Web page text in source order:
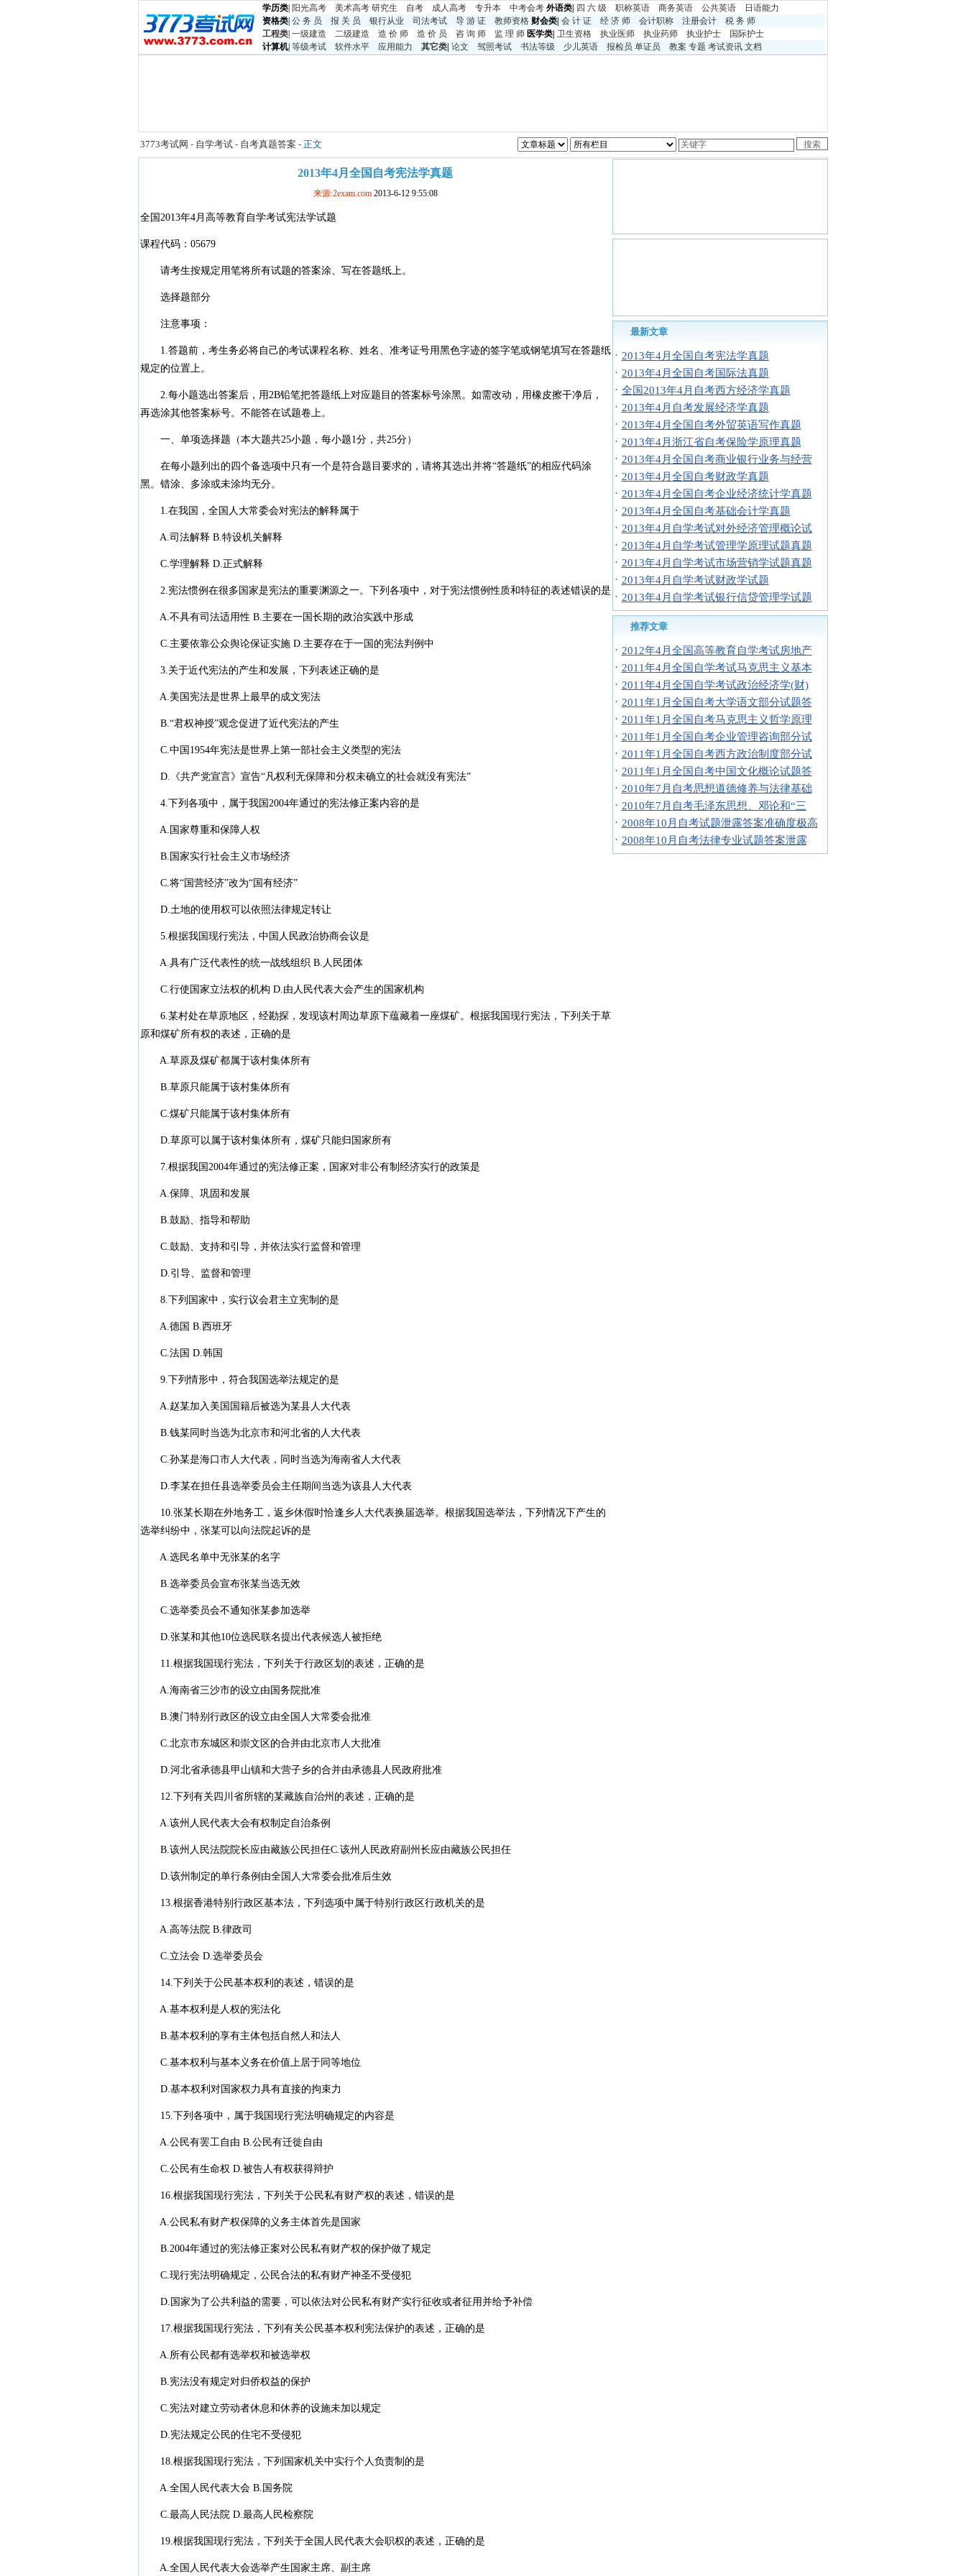
学历类 阳光高考 美术高考 研究生 自考 成人高考 专升本 中考会考 外语类| 四 六 级 职称英语 商务英语 公共英语
日语能力
资格类 公 务 员 报 关 员 银行从业 司法考试 导 游 证 教师资格 财会类| 会 计 证 经 济 师 会计职称 注册会计
税 务 师
工程类 一级建造 二级建造 造 价 师 造 价 员 咨 询 师 监 理 师 医学类| 卫生资格 执业医师 执业药师 执业护士
国际护士
计算机| 等级考试 软件水平 应用能力 其它类 论文 驾照考试 书法等级 少儿英语 报检员 单证员 教案 专题 考试资讯 文档
3773考试网 - 自学考试 - 自考真题答案 - 正文
2013年4月全国自考宪法学真题
来源:2exam.com 2013-6-12 9:55:08
全国2013年4月高等教育自学考试宪法学试题
课程代码：05679
请考生按规定用笔将所有试题的答案涂、写在答题纸上。
选择题部分
注意事项：
1.答题前，考生务必将自己的考试课程名称、姓名、准考证号用黑色字迹的签字笔或钢笔填写在答题纸
规定的位置上。
2.每小题选出答案后，用2B铅笔把答题纸上对应题目的答案标号涂黑。如需改动，用橡皮擦干净后，
再选涂其他答案标号。不能答在试题卷上。
一、单项选择题（本大题共25小题，每小题1分，共25分）
在每小题列出的四个备选项中只有一个是符合题目要求的，请将其选出并将“答题纸”的相应代码涂
黑。错涂、多涂或未涂均无分。
1.在我国，全国人大常委会对宪法的解释属于
A.司法解释 B.特设机关解释
C.学理解释 D.正式解释
2.宪法惯例在很多国家是宪法的重要渊源之一。下列各项中，对于宪法惯例性质和特征的表述错误的是
A.不具有司法适用性 B.主要在一国长期的政治实践中形成
C.主要依靠公众舆论保证实施 D.主要存在于一国的宪法判例中
3.关于近代宪法的产生和发展，下列表述正确的是
A.美国宪法是世界上最早的成文宪法
B.“君权神授”观念促进了近代宪法的产生
C.中国1954年宪法是世界上第一部社会主义类型的宪法
D.《共产党宣言》宣告“凡权利无保障和分权未确立的社会就没有宪法”
4.下列各项中，属于我国2004年通过的宪法修正案内容的是
A.国家尊重和保障人权
B.国家实行社会主义市场经济
C.将“国营经济”改为“国有经济”
D.土地的使用权可以依照法律规定转让
5.根据我国现行宪法，中国人民政治协商会议是
A.具有广泛代表性的统一战线组织 B.人民团体
C.行使国家立法权的机构 D.由人民代表大会产生的国家机构
6.某村处在草原地区，经勘探，发现该村周边草原下蕴藏着一座煤矿。根据我国现行宪法，下列关于草
原和煤矿所有权的表述，正确的是
A.草原及煤矿都属于该村集体所有
B.草原只能属于该村集体所有
C.煤矿只能属于该村集体所有
D.草原可以属于该村集体所有，煤矿只能归国家所有
7.根据我国2004年通过的宪法修正案，国家对非公有制经济实行的政策是
A.保障、巩固和发展
B.鼓励、指导和帮助
C.鼓励、支持和引导，并依法实行监督和管理
D.引导、监督和管理
8.下列国家中，实行议会君主立宪制的是
A.德国 B.西班牙
C.法国 D.韩国
9.下列情形中，符合我国选举法规定的是
A.赵某加入美国国籍后被选为某县人大代表
B.钱某同时当选为北京市和河北省的人大代表
C.孙某是海口市人大代表，同时当选为海南省人大代表
D.李某在担任县选举委员会主任期间当选为该县人大代表
10.张某长期在外地务工，返乡休假时恰逢乡人大代表换届选举。根据我国选举法，下列情况下产生的
选举纠纷中，张某可以向法院起诉的是
A.选民名单中无张某的名字
B.选举委员会宣布张某当选无效
C.选举委员会不通知张某参加选举
D.张某和其他10位选民联名提出代表候选人被拒绝
11.根据我国现行宪法，下列关于行政区划的表述，正确的是
A.海南省三沙市的设立由国务院批准
B.澳门特别行政区的设立由全国人大常委会批准
C.北京市东城区和崇文区的合并由北京市人大批准
D.河北省承德县甲山镇和大营子乡的合并由承德县人民政府批准
12.下列有关四川省所辖的某藏族自治州的表述，正确的是
A.该州人民代表大会有权制定自治条例
B.该州人民法院院长应由藏族公民担任C.该州人民政府副州长应由藏族公民担任
D.该州制定的单行条例由全国人大常委会批准后生效
13.根据香港特别行政区基本法，下列选项中属于特别行政区行政机关的是
A.高等法院 B.律政司
C.立法会 D.选举委员会
14.下列关于公民基本权利的表述，错误的是
A.基本权利是人权的宪法化
B.基本权利的享有主体包括自然人和法人
C.基本权利与基本义务在价值上居于同等地位
D.基本权利对国家权力具有直接的拘束力
15.下列各项中，属于我国现行宪法明确规定的内容是
A.公民有罢工自由 B.公民有迁徙自由
C.公民有生命权 D.被告人有权获得辩护
16.根据我国现行宪法，下列关于公民私有财产权的表述，错误的是
A.公民私有财产权保障的义务主体首先是国家
B.2004年通过的宪法修正案对公民私有财产权的保护做了规定
C.现行宪法明确规定，公民合法的私有财产神圣不受侵犯
D.国家为了公共利益的需要，可以依法对公民私有财产实行征收或者征用并给予补偿
17.根据我国现行宪法，下列有关公民基本权利宪法保护的表述，正确的是
A.所有公民都有选举权和被选举权
B.宪法没有规定对归侨权益的保护
C.宪法对建立劳动者休息和休养的设施未加以规定
D.宪法规定公民的住宅不受侵犯
18.根据我国现行宪法，下列国家机关中实行个人负责制的是
A.全国人民代表大会 B.国务院
C.最高人民法院 D.最高人民检察院
19.根据我国现行宪法，下列关于全国人民代表大会职权的表述，正确的是
A.全国人民代表大会选举产生国家主席、副主席
最新文章
· 2013年4月全国自考宪法学真题
· 2013年4月全国自考国际法真题
· 全国2013年4月自考西方经济学真题
· 2013年4月自考发展经济学真题
· 2013年4月全国自考外贸英语写作真题
· 2013年4月浙江省自考保险学原理真题
· 2013年4月全国自考商业银行业务与经营
· 2013年4月全国自考财政学真题
· 2013年4月全国自考企业经济统计学真题
· 2013年4月全国自考基础会计学真题
· 2013年4月自学考试对外经济管理概论试
· 2013年4月自学考试管理学原理试题真题
· 2013年4月自学考试市场营销学试题真题
· 2013年4月自学考试财政学试题
· 2013年4月自学考试银行信贷管理学试题
推荐文章
· 2012年4月全国高等教育自学考试房地产
· 2011年4月全国自学考试马克思主义基本
· 2011年4月全国自学考试政治经济学(财)
· 2011年1月全国自考大学语文部分试题答
· 2011年1月全国自考马克思主义哲学原理
· 2011年1月全国自考企业管理咨询部分试
· 2011年1月全国自考西方政治制度部分试
· 2011年1月全国自考中国文化概论试题答
· 2010年7月自考思想道德修养与法律基础
· 2010年7月自考毛泽东思想、邓论和“三
· 2008年10月自考试题泄露答案准确度极高
· 2008年10月自考法律专业试题答案泄露